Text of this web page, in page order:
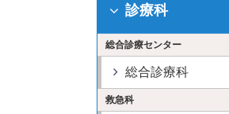
外来診療表
入院のご案内
入院に際してのお願い
入院生活について
入院の手続き
入院のご準備
病院長挨拶
理念・基本方針
医療安全管理指針
倫理指針
意思決定支援に関する指
診療科
総合診療センター
総合診療科
救急科